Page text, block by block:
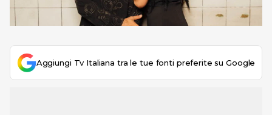
Aggiungi Tv Italiana tra le tue fonti preferite su Google